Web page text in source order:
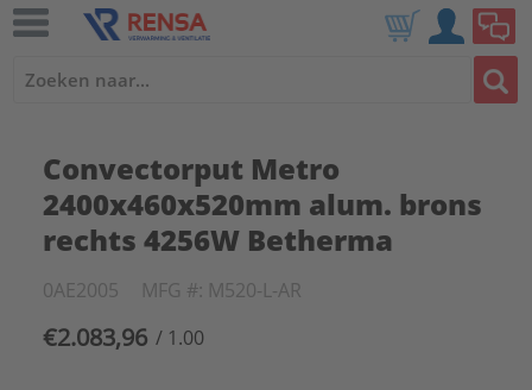
Convectorput Metro
2400x460x520mm alum. brons
rechts 4256W Betherma
0AE2005 MFG #: M520-L-AR
€2.083,96 / 1.00